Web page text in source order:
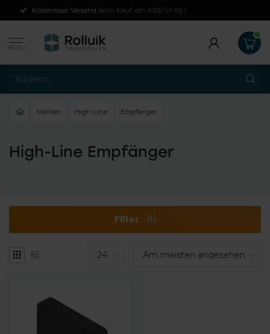
Kostenloser Versand beim Kauf von €100 (in NL)
MENU
Marken High-Line Empfänger
High-Line Empfänger
Filter